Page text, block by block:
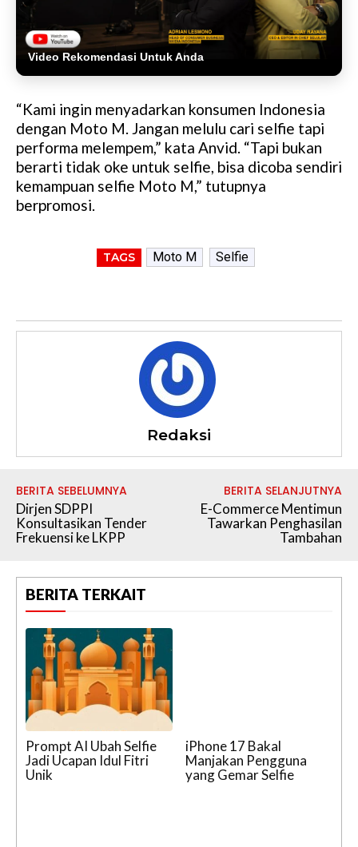
Video Rekomendasi Untuk Anda
“Kami ingin menyadarkan konsumen Indonesia
dengan Moto M. Jangan melulu cari selfie tapi
performa melempem,” kata Anvid. “Tapi bukan
berarti tidak oke untuk selfie, bisa dicoba sendiri
kemampuan selfie Moto M,” tutupnya
berpromosi.
TAGS Moto M Selfie
Redaksi
BERITA SEBELUMNYA
Dirjen SDPPI
Konsultasikan Tender
Frekuensi ke LKPP
BERITA SELANJUTNYA
E-Commerce Mentimun
Tawarkan Penghasilan
Tambahan
BERITA TERKAIT
Prompt AI Ubah Selfie
Jadi Ucapan Idul Fitri
Unik
iPhone 17 Bakal
Manjakan Pengguna
yang Gemar Selfie